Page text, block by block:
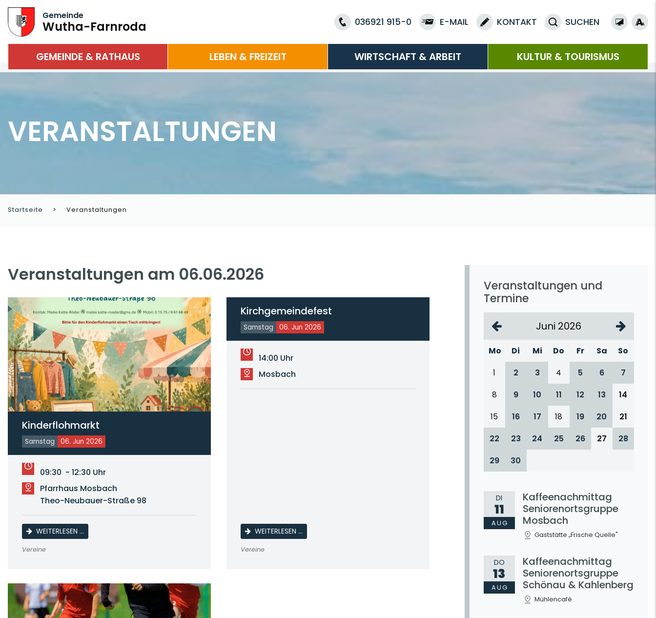
Gemeinde
Wutha-Farnroda 036921 915-0 E-MAIL KONTAKT SUCHEN
GEMEINDE & RATHAUS LEBEN & FREIZEIT WIRTSCHAFT & ARBEIT KULTUR & TOURISMUS
VERANSTALTUNGEN
Startseite Veranstaltungen
Veranstaltungen am 06.06.2026
Kinderflohmarkt
Samstag 06. Jun 2026
09:30 - 12:30 Uhr
Pfarrhaus Mosbach
Theo-Neubauer-Straße 98
WEITERLESEN …KINDERFLOHMARKT
Vereine
Kirchgemeindefest
Samstag 06. Jun 2026
14:00 Uhr
Mosbach
WEITERLESEN …KIRCHGEMEINDEFEST
Vereine
Veranstaltungen und
Termine
Juni 2026
Mo Di Mi Do Fr Sa
So
1
2 3 4 5 6
7
8
9 10 11 12 13
14
15
16 17 18 19 20
21
22
23 24 25 26 27
28
29
30
DI
11
AUG
Kaffeenachmittag
Seniorenortsgruppe
Mosbach
Gaststätte „Frische Quelle"
DO
13
AUG
Kaffeenachmittag
Seniorenortsgruppe
Schönau & Kahlenberg
Mühlencafé